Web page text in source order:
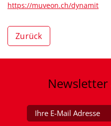
https://muveon.ch/dynamit
Zurück
Newsletter